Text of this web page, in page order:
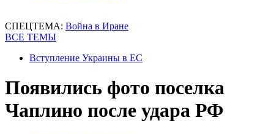
СПЕЦТЕМА: Война в Иране
ВСЕ ТЕМЫ
Вступление Украины в ЕС
Появились фото поселка
Чаплино после удара РФ